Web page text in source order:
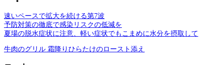
速いペースで拡大を続ける第7波
予防対策の徹底で感染リスクの低減を
夏場の脱水症状に注意、軽い症状でもこまめに水分を摂取して
牛肉のグリル 霜降りひらたけのロースト添え